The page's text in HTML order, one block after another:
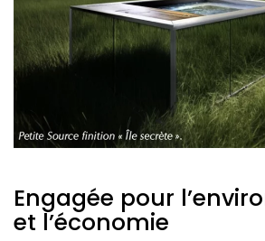
Engagée pour
et l’économie